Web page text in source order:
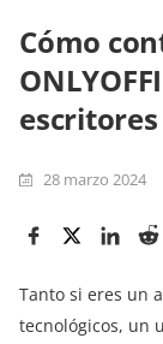
Cómo
escritores
28 marzo 2024
Tanto si eres un
tecnológicos, un